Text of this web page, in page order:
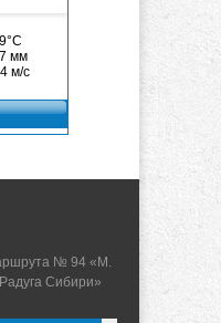
№ 94 «М.
Сибири»